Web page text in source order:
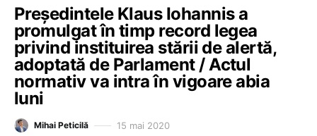
Președintele Klaus Iohannis a
promulgat în timp record legea
privind instituirea stării de alertă,
adoptată de Parlament / Actul
normativ va intra în vigoare abia
luni
Mihai Peticilă 15 mai 2020